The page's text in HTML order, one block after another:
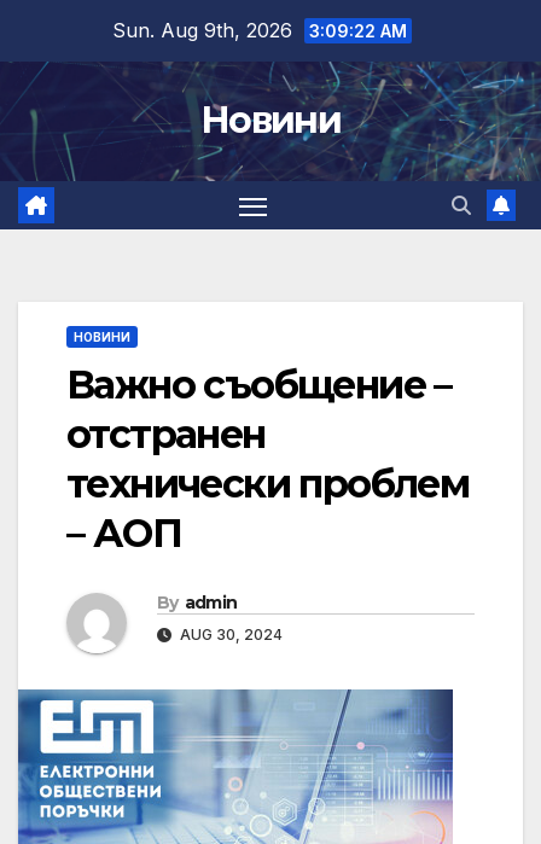
content
Sun. Aug 9th, 2026 3:09:23 AM
Новини
НОВИНИ
Важно съобщение –
отстранен
технически проблем
– АОП
By admin
AUG 30, 2024